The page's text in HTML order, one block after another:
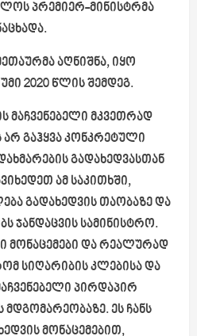
პრემიერ-მინისტრმა
აღნიშნა, იყო
2020 წლის შემდეგ.
მაჩვენებელი მკვეთრად
არ გაჰყვა კონკრეტული
გადახედვასთან
ამ საკითხში,
გადახედვის თაობაზე და
ჯანდაცვის სამინისტრო.
მონაცემები და რეალურად
სიღარიბის კლებისა და
პირდაპირ
მდგომარეობაზე. ეს ჩანს
მონაცემებით,